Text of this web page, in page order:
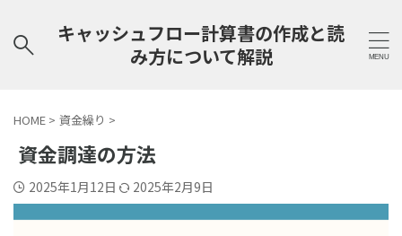
キャッシュフロー計算書の作成と読
み方について解説
HOME > 資金繰り >
資金調達の方法
2025年1月12日 2025年2月9日